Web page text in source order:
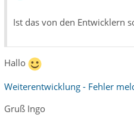
Ist das von den Entwicklern
Hallo
Weiterentwicklung - Fehler
Gruß Ingo